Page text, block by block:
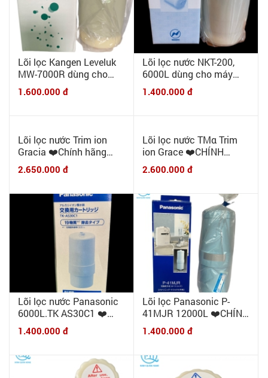
Lõi lọc Kangen Leveluk
MW-7000R dùng cho
Leveluk DX, Jr, DXII, JrII,
SD501 loại HG
1.600.000 đ
Lõi lọc nước NKT-200,
6000L dùng cho máy
Fujiiryoki Trevi FW-150/
FW-007/ FW-008/ HW-
1.400.000 đ
Lõi lọc nước Trim ion
Gracia ❤️Chính hãng
Nihon Trim Nhật Bản❤️
2.650.000 đ
Lõi lọc nước TMα Trim
ion Grace ❤️CHÍNH
HÃNG NIHON TRIM ❤️
NHẬP KHẨU NHẬT BẢN
2.600.000 đ